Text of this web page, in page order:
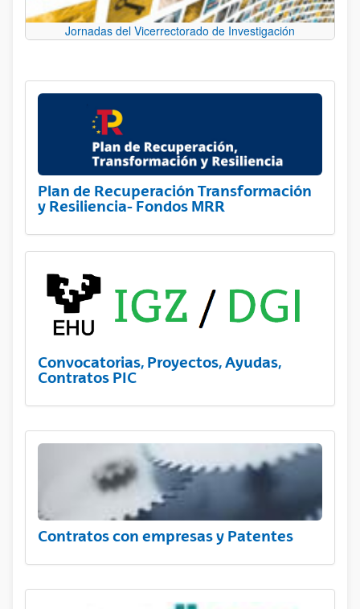
Jornadas del Vicerrectorado de Investigación
Plan de Recuperación Transformación
y Resiliencia- Fondos MRR
Convocatorias, Proyectos, Ayudas,
Contratos PIC
Contratos con empresas y Patentes